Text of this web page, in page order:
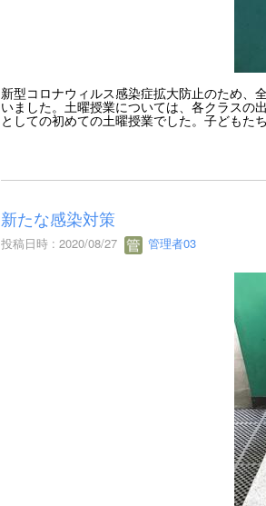
新型コロナウィルス感染症拡大防止のため、
いました。土曜授業については、各クラスの
としての初めての土曜授業でした。子どもた
新たな感染対策
投稿日時 : 2020/08/27 管理者03